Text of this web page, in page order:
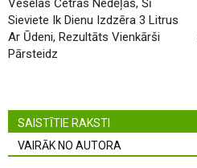
Veselas Četras Nedēļas, Šī
Sieviete Ik Dienu Izdzēra 3 Litrus
Ar Ūdeni, Rezultāts Vienkārši
Pārsteidz
SAISTĪTIE RAKSTI
VAIRĀK NO AUTORA